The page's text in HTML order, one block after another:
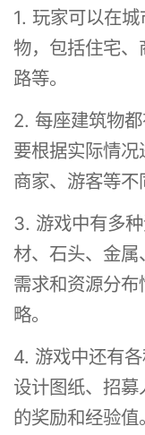
1. 玩家可以在
物，包括住宅
路等。
2. 每座建筑物
要根据实际情况
商家、游客等不
3. 游戏中有多
材、石头、金
需求和资源分
略。
4. 游戏中还有各
设计图纸、招
的奖励和经验值。